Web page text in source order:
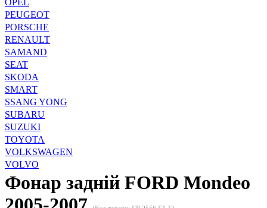
PEUGEOT
PORSCHE
RENAULT
SAMAND
SEAT
SKODA
SMART
SSANG YONG
SUBARU
SUZUKI
TOYOTA
VOLKSWAGEN
VOLVO
Фонар задній FORD Mondeo